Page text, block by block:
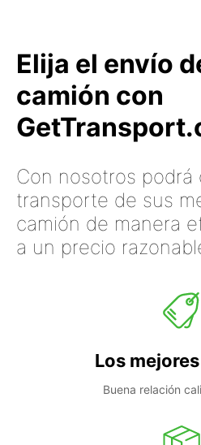
Elija el envío
camión con
Con nosotros podrá
transporte de sus
camión de manera
a un precio
Los
Buena relación